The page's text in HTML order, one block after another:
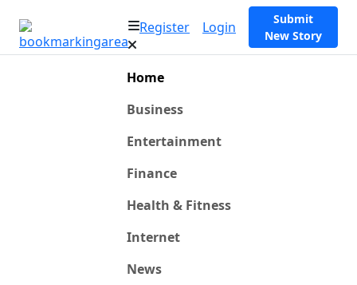
Register Login
Submit
New Story
Home
Business
Entertainment
Finance
Health & Fitness
Internet
News